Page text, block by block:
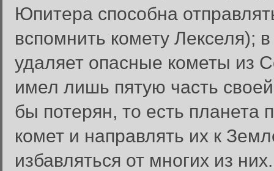
Юпитера способна
вспомнить комету Лекселя);
удаляет опасные кометы из
имел лишь пятую часть
бы потерян, то есть
комет и направлять их к
избавляться от многих из них.